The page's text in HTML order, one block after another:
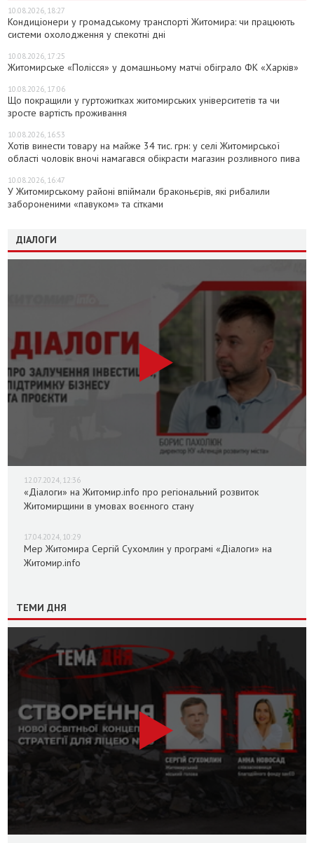
10.08.2026, 18:27
Кондиціонери у громадському транспорті Житомира: чи працюють
системи охолодження у спекотні дні
10.08.2026, 17:25
Житомирське «Полісся» у домашньому матчі обіграло ФК «Харків»
10.08.2026, 17:06
Що покращили у гуртожитках житомирських університетів та чи
зросте вартість проживання
10.08.2026, 16:53
Хотів винести товару на майже 34 тис. грн: у селі Житомирської
області чоловік вночі намагався обікрасти магазин розливного пива
10.08.2026, 16:47
У Житомирському районі впіймали браконьєрів, які рибалили
забороненими «павуком» та сітками
ДІАЛОГИ
12.07.2024, 12:36
«Діалоги» на Житомир.info про регіональний розвиток
Житомирщини в умовах воєнного стану
17.04.2024, 10:29
Мер Житомира Сергій Сухомлин у програмі «Діалоги» на
Житомир.info
ТЕМИ ДНЯ